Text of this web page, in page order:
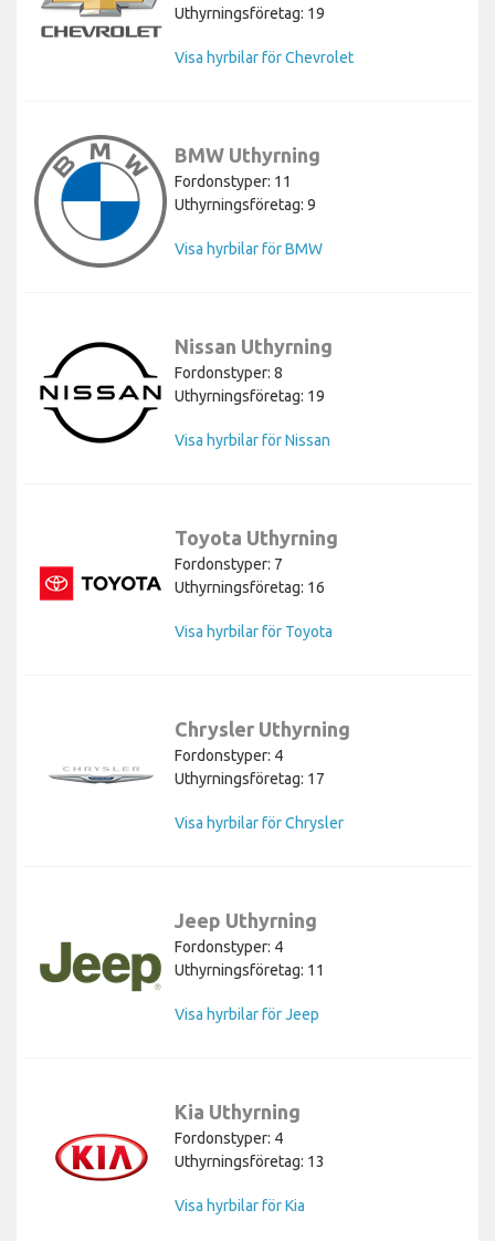
Uthyrningsföretag: 19
Visa hyrbilar för Chevrolet
BMW Uthyrning
Fordonstyper: 11
Uthyrningsföretag: 9
Visa hyrbilar för BMW
Nissan Uthyrning
Fordonstyper: 8
Uthyrningsföretag: 19
Visa hyrbilar för Nissan
Toyota Uthyrning
Fordonstyper: 7
Uthyrningsföretag: 16
Visa hyrbilar för Toyota
Chrysler Uthyrning
Fordonstyper: 4
Uthyrningsföretag: 17
Visa hyrbilar för Chrysler
Jeep Uthyrning
Fordonstyper: 4
Uthyrningsföretag: 11
Visa hyrbilar för Jeep
Kia Uthyrning
Fordonstyper: 4
Uthyrningsföretag: 13
Visa hyrbilar för Kia